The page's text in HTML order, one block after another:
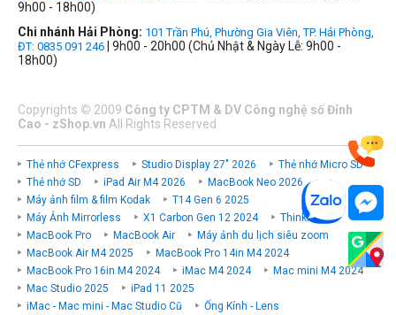
9h00 - 18h00)
Chi nhánh Hải Phòng: 101 Trần Phú, Phường Gia Viên, TP. Hải Phòng,
ĐT: 0835 091 246 | 9h00 - 20h00 (Chủ Nhật & Ngày Lễ: 9h00 -
18h00)
Copyrights © 2009 Công ty CPTM & DV Công nghệ số Đỉnh
Cao - zShop.vn All Rights Reserved
Thẻ nhớ CFexpress Studio Display 27" 2026
Thẻ nhớ Micro SD
Thẻ nhớ SD
iPad Air M4 2026
MacBook Neo 2026
Máy ảnh film & film Kodak
T14 Gen 6 2025
Máy Ảnh Mirrorless
X1 Carbon Gen 12 2024
ThinkPad P
MacBook Pro
MacBook Air
Máy ảnh du lịch siêu zoom
MacBook Air M4 2025
MacBook Pro 14in M4 2024
MacBook Pro 16in M4 2024
iMac M4 2024
Mac mini M4 2024
Mac Studio 2025
iPad 11 2025
iMac - Mac mini - Mac Studio Cũ
Ống Kính - Lens